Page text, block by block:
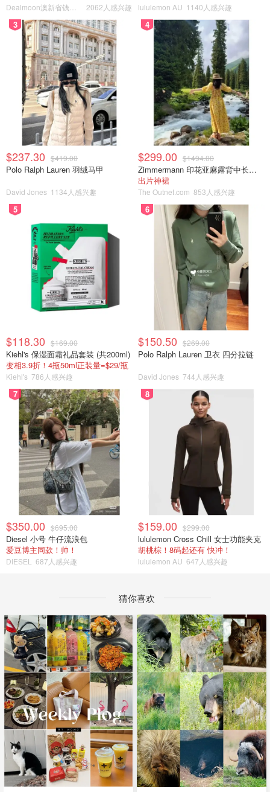
2062人感兴趣 lululemon AU 1140人感兴趣
3
$237.30 $419.00
Polo Ralph Lauren 羽绒马甲
David Jones 1134人感兴趣
4
$299.00 $1494.00
Zimmermann 印花亚麻露背中长连衣裙
出片神裙
The Outnet.com 853人感兴趣
5
$118.30 $169.00
Kiehl's 保湿面霜礼品套装 (共200ml)
变相3.9折！4瓶50ml正装量=$29/瓶
Kiehl's 786人感兴趣
6
$150.50 $269.00
Polo Ralph Lauren 卫衣 四分拉链
David Jones 744人感兴趣
7
$350.00 $695.00
Diesel 小号 牛仔流浪包
爱豆博主同款！帅！
DIESEL 687人感兴趣
8
$159.00 $299.00
lululemon Cross Chill 女士功能夹克
胡桃棕！8码起还有 快冲！
lululemon AU 647人感兴趣
猜你喜欢